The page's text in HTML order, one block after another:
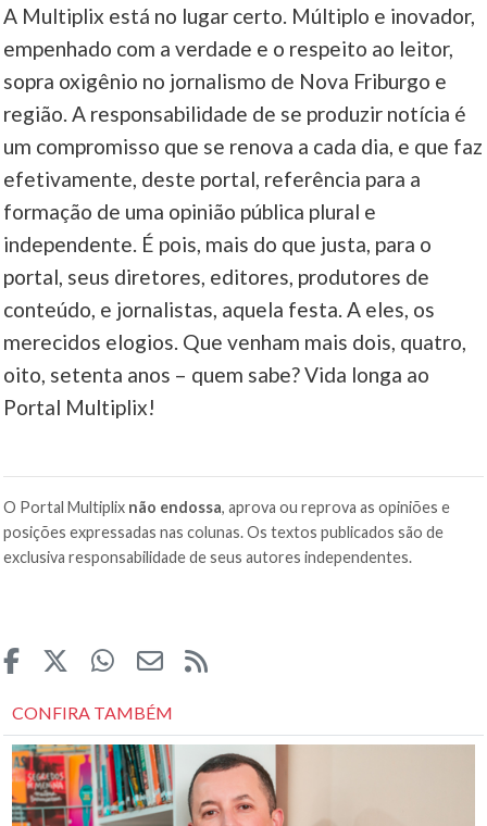
A Multiplix está no lugar certo. Múltiplo e inovador,
empenhado com a verdade e o respeito ao leitor,
sopra oxigênio no jornalismo de Nova Friburgo e
região. A responsabilidade de se produzir notícia é
um compromisso que se renova a cada dia, e que faz
efetivamente, deste portal, referência para a
formação de uma opinião pública plural e
independente. É pois, mais do que justa, para o
portal, seus diretores, editores, produtores de
conteúdo, e jornalistas, aquela festa. A eles, os
merecidos elogios. Que venham mais dois, quatro,
oito, setenta anos – quem sabe? Vida longa ao
Portal Multiplix!
O Portal Multiplix não endossa, aprova ou reprova as opiniões e
posições expressadas nas colunas. Os textos publicados são de
exclusiva responsabilidade de seus autores independentes.
CONFIRA TAMBÉM